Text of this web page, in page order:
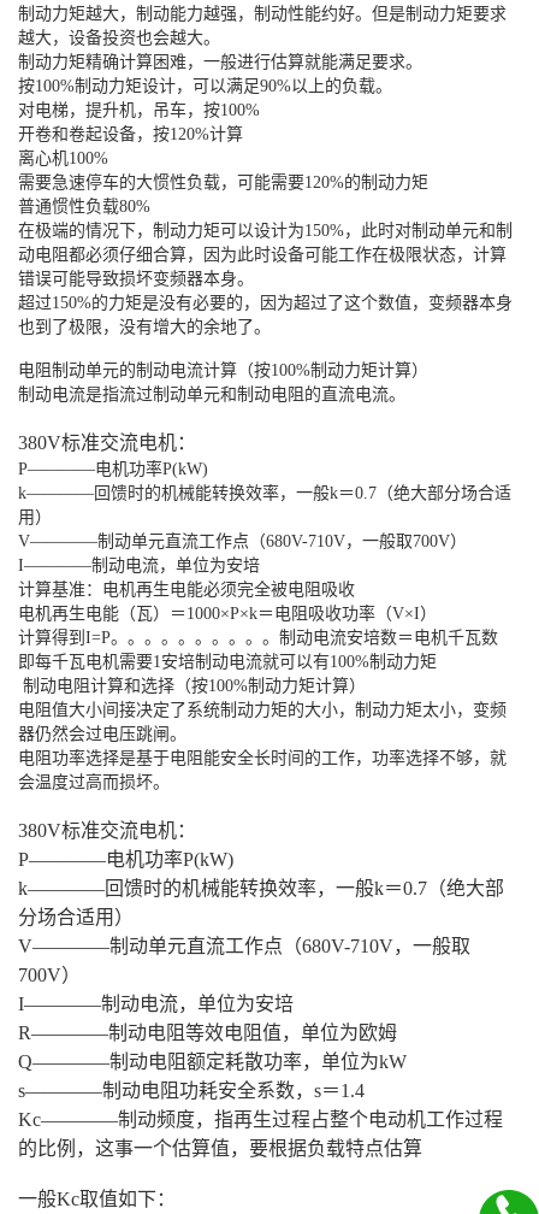
制动力矩越大，制动能力越强，制动性能约好。但是制动力矩要求
越大，设备投资也会越大。
制动力矩精确计算困难，一般进行估算就能满足要求。
按100%制动力矩设计，可以满足90%以上的负载。
对电梯，提升机，吊车，按100%
开卷和卷起设备，按120%计算
离心机100%
需要急速停车的大惯性负载，可能需要120%的制动力矩
普通惯性负载80%
在极端的情况下，制动力矩可以设计为150%，此时对制动单元和制
动电阻都必须仔细合算，因为此时设备可能工作在极限状态，计算
错误可能导致损坏变频器本身。
超过150%的力矩是没有必要的，因为超过了这个数值，变频器本身
也到了极限，没有增大的余地了。
电阻制动单元的制动电流计算（按100%制动力矩计算）
制动电流是指流过制动单元和制动电阻的直流电流。
380V标准交流电机：
P――――电机功率P(kW)
k――――回馈时的机械能转换效率，一般k＝0.7（绝大部分场合适
用）
V――――制动单元直流工作点（680V-710V，一般取700V）
I――――制动电流，单位为安培
计算基准：电机再生电能必须完全被电阻吸收
电机再生电能（瓦）＝1000×P×k＝电阻吸收功率（V×I）
计算得到I=P。。。。。。。。。。制动电流安培数＝电机千瓦数
即每千瓦电机需要1安培制动电流就可以有100%制动力矩
制动电阻计算和选择（按100%制动力矩计算）
电阻值大小间接决定了系统制动力矩的大小，制动力矩太小，变频
器仍然会过电压跳闸。
电阻功率选择是基于电阻能安全长时间的工作，功率选择不够，就
会温度过高而损坏。
380V标准交流电机：
P――――电机功率P(kW)
k――――回馈时的机械能转换效率，一般k＝0.7（绝大部
分场合适用）
V――――制动单元直流工作点（680V-710V，一般取
700V）
I――――制动电流，单位为安培
R――――制动电阻等效电阻值，单位为欧姆
Q――――制动电阻额定耗散功率，单位为kW
s――――制动电阻功耗安全系数，s＝1.4
Kc――――制动频度，指再生过程占整个电动机工作过程
的比例，这事一个估算值，要根据负载特点估算
一般Kc取值如下：